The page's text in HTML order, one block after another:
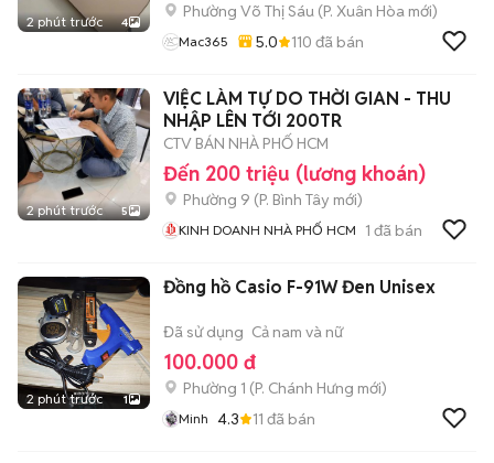
2 phút trước 4
Phường Võ Thị Sáu (P. Xuân Hòa mới)
Mac365 5.0 110 đã bán
2 phút trước 5
VIỆC LÀM TỰ DO THỜI GIAN - THU
NHẬP LÊN TỚI 200TR
CTV BÁN NHÀ PHỐ HCM
Đến 200 triệu (lương khoán)
Phường 9 (P. Bình Tây mới)
KINH DOANH NHÀ PHỐ HCM 1 đã bán
2 phút trước 1
Đồng hồ Casio F-91W Đen Unisex
Đã sử dụng Cả nam và nữ
100.000 đ
Phường 1 (P. Chánh Hưng mới)
Minh 4.3 11 đã bán